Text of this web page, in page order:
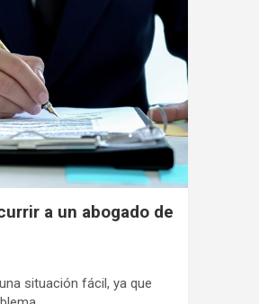
a un abogado de
situación fácil, ya que